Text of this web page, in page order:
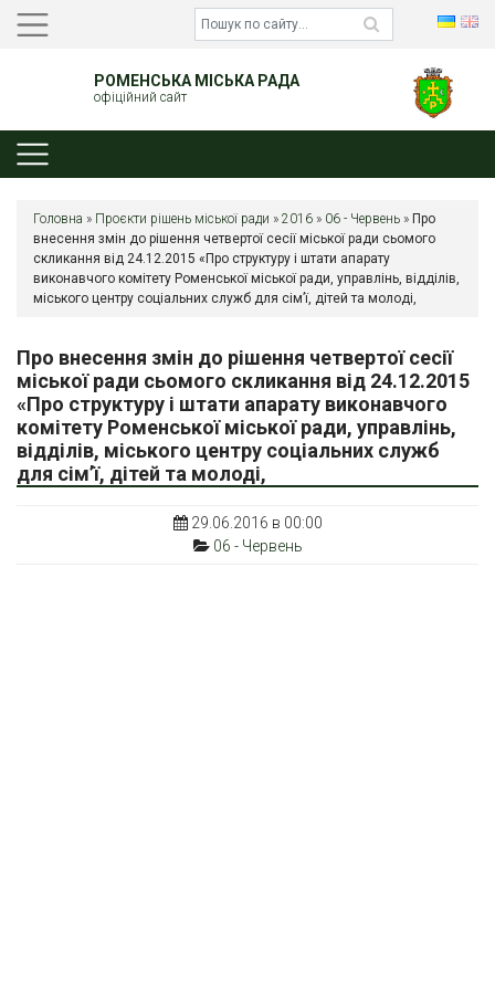
РОМЕНСЬКА МІСЬКА РАДА
офіційний сайт
Головна » Проєкти рішень міської ради » 2016 » 06 - Червень » Про
внесення змін до рішення четвертої сесії міської ради сьомого
скликання від 24.12.2015 «Про структуру і штати апарату
виконавчого комітету Роменської міської ради, управлінь, відділів,
міського центру соціальних служб для сім’ї, дітей та молоді,
Про внесення змін до рішення четвертої сесії
міської ради сьомого скликання від 24.12.2015
«Про структуру і штати апарату виконавчого
комітету Роменської міської ради, управлінь,
відділів, міського центру соціальних служб
для сім’ї, дітей та молоді,
29.06.2016 в 00:00
06 - Червень